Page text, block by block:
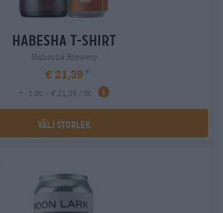
habesha t-shirt
Habesha Brewery
€ 21,39
-
1 St. - € 21,39 / St.
Välj Storlek